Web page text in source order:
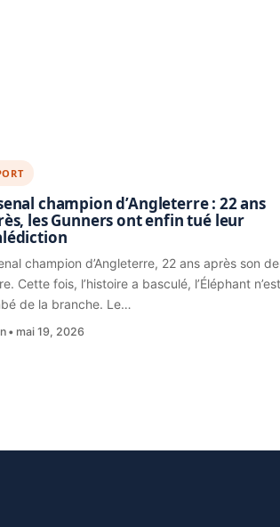
champion d’Angleterre : 22 ans
les Gunners ont enfin tué leur
champion d’Angleterre, 22 ans après son
Cette fois, l’histoire a basculé, l’Éléphant
de la branche. Le…
mai 19, 2026